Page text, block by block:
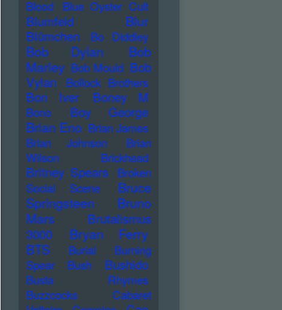
Blood Blue Oyster Cult
Blumfeld Blur
Blümchen Bo Diddley
Bob Dylan
Bob
Marley Bob Mould Bob
Vylan
Bollock Brothers
Bon Iver Boney M
Bono Boy George
Brian Eno Brian James
Brian Johnson
Brian
Wilson
Brickhead
Britney Spears
Broken
Social Scene
Bruce
Springsteen
Bruno
Mars
Brutalismus
3000
Bryan Ferry
BTS
Burial
Burning
Spear
Bush Bushido
Busta Rhymes
Buzzcocks
Cabaret